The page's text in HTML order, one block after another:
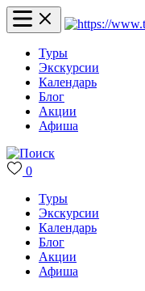
Туры
Экскурсии
Календарь
Блог
Акции
Афиша
0
Туры
Экскурсии
Календарь
Блог
Акции
Афиша